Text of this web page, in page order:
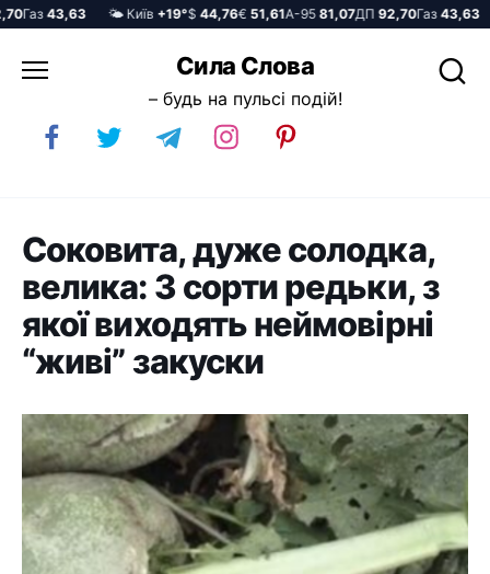
Газ43,63 🌤️ Київ+19°$44,76€51,61А-9581,07ДП92,70Газ43,63
до
Сила Слова
– будь на пульсі подій!
Соковита, дуже солодка,
велика: 3 сорти редьки, з
якої виходять неймовірні
“живі” закуски